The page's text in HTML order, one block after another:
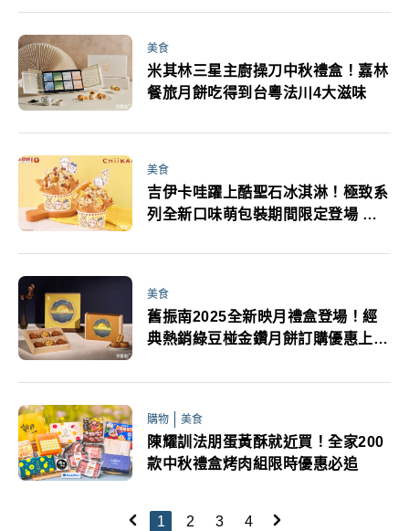
美食
米其林三星主廚操刀中秋禮盒！嘉林
餐旅月餅吃得到台粵法川4大滋味
美食
吉伊卡哇躍上酷聖石冰淇淋！極致系
列全新口味萌包裝期間限定登場 濃
美食
舊振南2025全新映月禮盒登場！經
典熱銷綠豆椪金鑽月餅訂購優惠上線
購物 美食
陳耀訓法朋蛋黃酥就近買！全家200
款中秋禮盒烤肉組限時優惠必追
1 2 3 4